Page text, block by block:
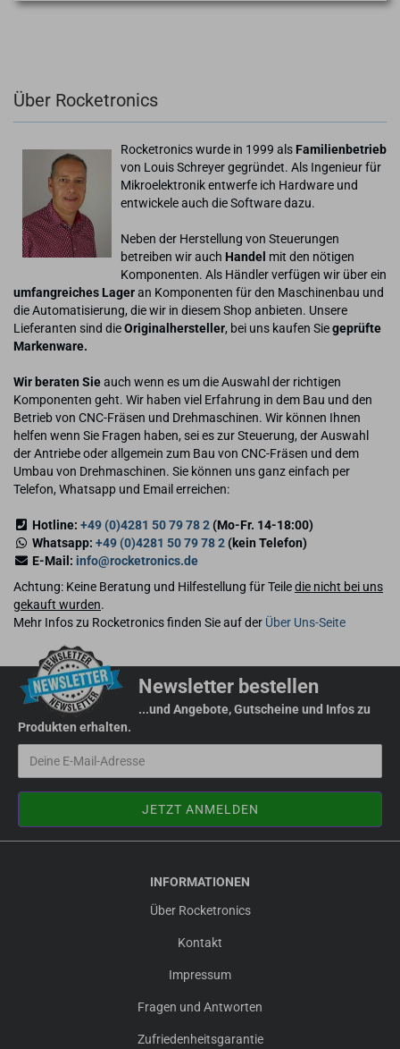
Über Rocketronics
Rocketronics wurde in 1999 als Familienbetrieb
von Louis Schreyer gegründet. Als Ingenieur für
Mikroelektronik entwerfe ich Hardware und
entwickele auch die Software dazu.
Neben der Herstellung von Steuerungen
betreiben wir auch Handel mit den nötigen
Komponenten. Als Händler verfügen wir über ein
umfangreiches Lageran Komponenten für den Maschinenbau und
die Automatisierung, die wir in diesem Shop anbieten. Unsere
Lieferanten sind dieOriginalhersteller, bei uns kaufen Siegeprüfte
Markenware.
Wir beraten Sieauch wenn es um die Auswahl der richtigen
Komponenten geht. Wir haben viel Erfahrung in dem Bau und den
Betrieb von CNC-Fräsen und Drehmaschinen. Wir können Ihnen
helfen wenn Sie Fragen haben, sei es zur Steuerung, der Auswahl
der Antriebe oder allgemein zum Bau von CNC-Fräsen und dem
Umbau von Drehmaschinen. Sie können uns ganz einfach per
Telefon, Whatsapp und Email erreichen:
Hotline: +49 (0)4281 50 79 78 2(Mo-Fr. 14-18:00)
Whatsapp: +49 (0)4281 50 79 78 2(kein Telefon)
E-Mail: info@rocketronics.de
Achtung: Keine Beratung und Hilfestellung für Teiledie nicht bei uns
gekauft wurden.
Mehr Infos zu Rocketronics finden Sie auf der Über Uns-Seite
Newsletter bestellen
...und Angebote, Gutscheine und Infos zu
Produkten erhalten.
INFORMATIONEN
Über Rocketronics
Kontakt
Impressum
Fragen und Antworten
Zufriedenheitsgarantie